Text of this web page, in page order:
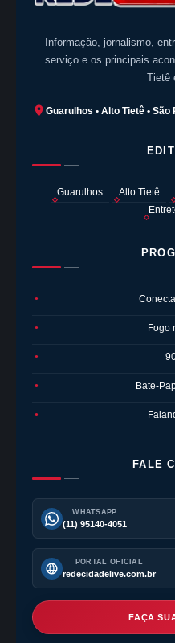
Informação, jornalismo,
serviço e os principais
Tietê
Guarulhos • Alto Tietê • São
Guarulhos Alto Tietê
●
● Fogo
●
● Bate-
●
FALE
WHATSAPP
(11) 95140-4051
PORTAL OFICIAL
redecidadelive.com.br
FAÇA